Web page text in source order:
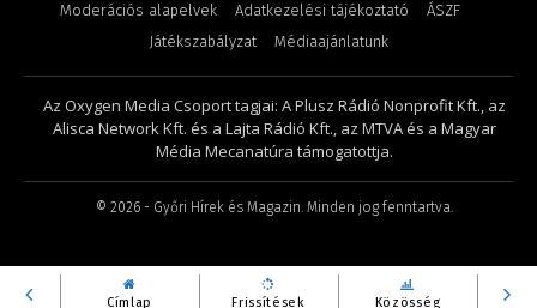
Címlap Frissítések Közösség
Moderációs alapelvek Adatkezelési tájékoztató
ÁSZF
Játékszabályzat
Médiaajánlatunk
Az Oxygen Media Csoport tagjai: A Plusz Rádió Nonprofit Kft., az
Alisca Network Kft. és a Lajta Rádió Kft., az MTVA és a Magyar
Média Mecanatúra támogatottja.
© 2026 - Győri Hírek és Magazin. Minden jog fenntartva.